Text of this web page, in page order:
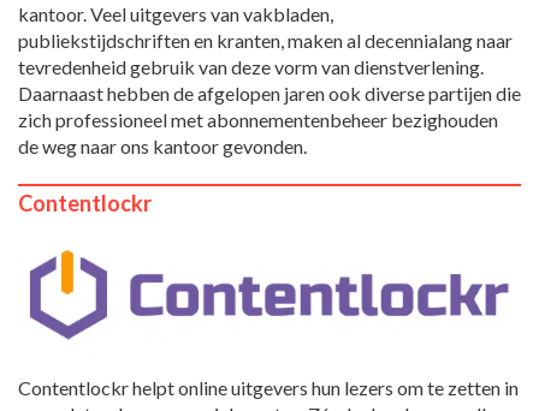
kantoor. Veel uitgevers van vakbladen,
publiekstijdschriften en kranten, maken al decennialang naar
tevredenheid gebruik van deze vorm van dienstverlening.
Daarnaast hebben de afgelopen jaren ook diverse partijen die
zich professioneel met abonnementenbeheer bezighouden
de weg naar ons kantoor gevonden.
Contentlockr
Contentlockr helpt online uitgevers hun lezers om te zetten in